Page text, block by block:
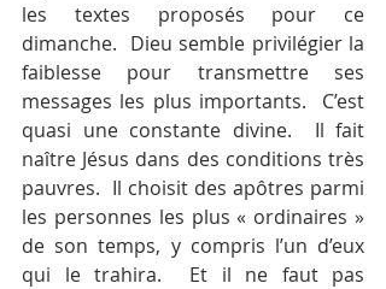
les textes proposés pour ce
dimanche.  Dieu semble privilégier la
faiblesse pour transmettre ses
messages les plus importants.  C’est
quasi une constante divine.  Il fait
naître Jésus dans des conditions très
pauvres.  Il choisit des apôtres parmi
les personnes les plus « ordinaires »
de son temps, y compris l’un d’eux
qui le trahira.  Et il ne faut pas